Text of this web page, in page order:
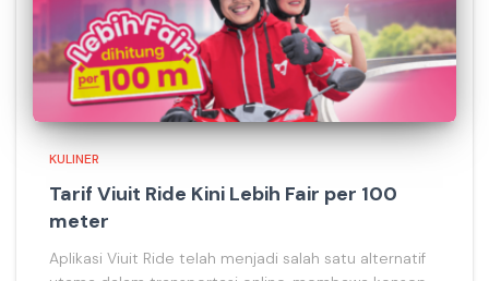
KULINER
Tarif Viuit Ride Kini Lebih Fair per 100
meter
Aplikasi Viuit Ride telah menjadi salah satu alternatif